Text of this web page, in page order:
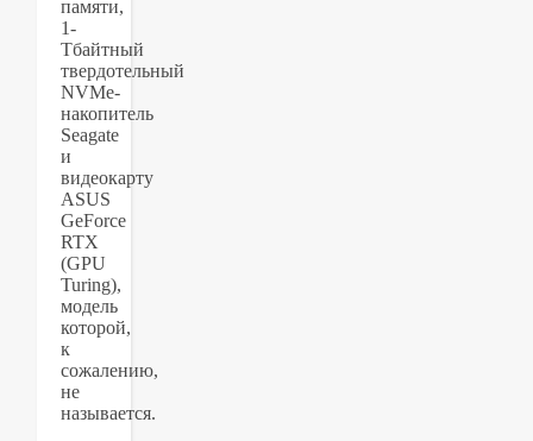
памяти,
1-
Тбайтный
твердотельный
NVMe-
накопитель
Seagate
и
видеокарту
ASUS
GeForce
RTX
(GPU
Turing),
модель
которой,
к
сожалению,
не
называется.